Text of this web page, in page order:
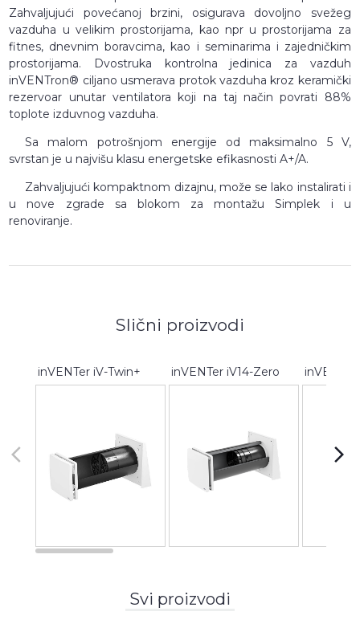
Zahvaljujući povećanoj brzini, osigurava dovoljno svežeg
vazduha u velikim prostorijama, kao npr u prostorijama za
fitnes, dnevnim boravcima, kao i seminarima i zajedničkim
prostorijama. Dvostruka kontrolna jedinica za vazduh
inVENTron® ciljano usmerava protok vazduha kroz keramički
rezervoar unutar ventilatora koji na taj način povrati 88%
toplote izduvnog vazduha.
Sa malom potrošnjom energije od maksimalno 5 V,
svrstan je u najvišu klasu energetske efikasnosti A+/A.
Zahvaljujući kompaktnom dizajnu, može se lako instalirati i
u nove zgrade sa blokom za montažu Simplek i u
renoviranje.
Slični proizvodi
arrow_back_ios
inVENTer iV-Twin+ inVENTer iV14-Zero
arrow_forward_ios
Svi proizvodi